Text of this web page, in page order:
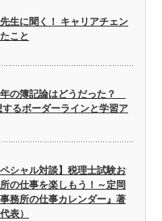
生に聞く！ キャリアチェン
こと
年の簿記論はどうだった？
るボーダーラインと学習ア
ペシャル対談】税理士試験お
の仕事を楽しもう！～定岡
務所の仕事カレンダー』著
表）